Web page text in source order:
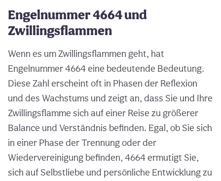
Engelnummer 4664 und
Zwillingsflammen
Wenn es um Zwillingsflammen geht, hat
Engelnummer 4664 eine bedeutende Bedeutung.
Diese Zahl erscheint oft in Phasen der Reflexion
und des Wachstums und zeigt an, dass Sie und Ihre
Zwillingsflamme sich auf einer Reise zu größerer
Balance und Verständnis befinden. Egal, ob Sie sich
in einer Phase der Trennung oder der
Wiedervereinigung befinden, 4664 ermutigt Sie,
sich auf Selbstliebe und persönliche Entwicklung zu